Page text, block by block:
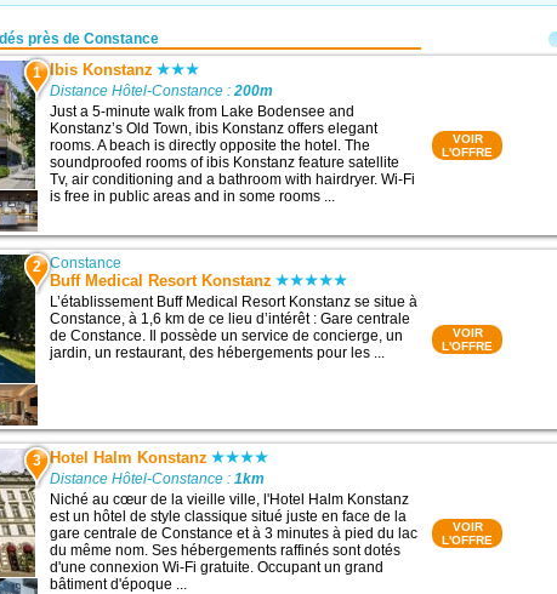
près de Constance
1 Ibis Konstanz
Distance Hôtel-Constance :200m
Just a 5-minute walk from Lake Bodensee and
Konstanz’s Old Town, ibis Konstanz offers elegant
rooms. A beach is directly opposite the hotel. The
soundproofed rooms of ibis Konstanz feature satellite
Tv, air conditioning and a bathroom with hairdryer. Wi-Fi
is free in public areas and in some rooms ...
VOIR
L'OFFRE
2 Constance
Buff Medical Resort Konstanz
L’établissement Buff Medical Resort Konstanz se situe à
Constance, à 1,6 km de ce lieu d’intérêt : Gare centrale
de Constance. Il possède un service de concierge, un
jardin, un restaurant, des hébergements pour les ...
VOIR
L'OFFRE
3 Hotel Halm Konstanz
Distance Hôtel-Constance :1km
Niché au cœur de la vieille ville, l'Hotel Halm Konstanz
est un hôtel de style classique situé juste en face de la
gare centrale de Constance et à 3 minutes à pied du lac
du même nom. Ses hébergements raffinés sont dotés
d'une connexion Wi-Fi gratuite. Occupant un grand
bâtiment d'époque ...
VOIR
L'OFFRE